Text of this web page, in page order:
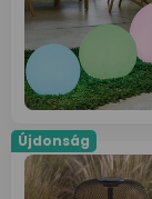
Újdonság